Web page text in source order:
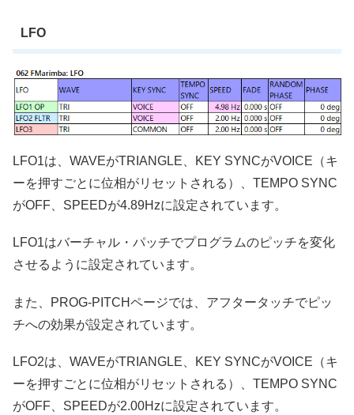
LFO
LFO1は、WAVEがTRIANGLE、KEY SYNCがVOICE（キ
ーを押すごとに位相がリセットされる）、TEMPO SYNC
がOFF、SPEEDが4.89Hzに設定されています。
LFO1はバーチャル・パッチでプログラムのピッチを変化
させるように設定されています。
また、PROG-PITCHページでは、アフタータッチでピッ
チへの効果が設定されています。
LFO2は、WAVEがTRIANGLE、KEY SYNCがVOICE（キ
ーを押すごとに位相がリセットされる）、TEMPO SYNC
がOFF、SPEEDが2.00Hzに設定されています。